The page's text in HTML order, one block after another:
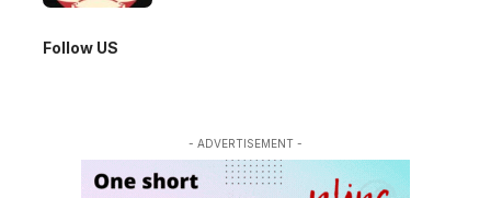
Follow US
- ADVERTISEMENT -